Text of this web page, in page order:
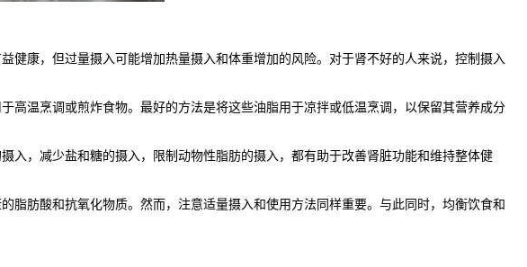
康，但过量摄入可能增加热量摄入和体重增加的风险。对于肾不好的人来说，控制摄入
温烹调或煎炸食物。最好的方法是将这些油脂用于凉拌或低温烹调，以保留其营养成分
，减少盐和糖的摄入，限制动物性脂肪的摄入，都有助于改善肾脏功能和维持整体健
肪酸和抗氧化物质。然而，注意适量摄入和使用方法同样重要。与此同时，均衡饮食和